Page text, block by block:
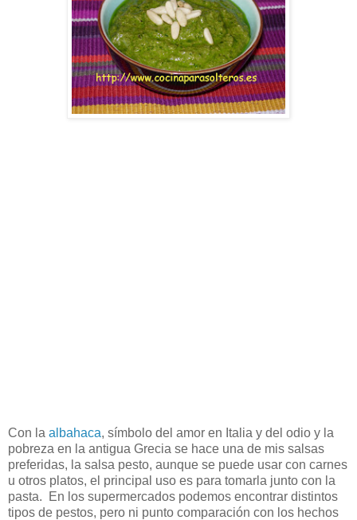
Con la albahaca, símbolo del amor en Italia y del odio y la
pobreza en la antigua Grecia se hace una de mis salsas
preferidas, la salsa pesto, aunque se puede usar con carnes
u otros platos, el principal uso es para tomarla junto con la
pasta. En los supermercados podemos encontrar distintos
tipos de pestos, pero ni punto comparación con los hechos